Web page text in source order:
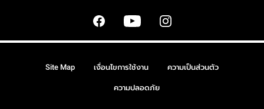
Site Map เงื่อนไขการใช้งาน ความเป็นส่วนตัว
ความปลอดภัย